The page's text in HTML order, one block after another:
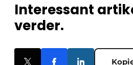
Interessant
verder.